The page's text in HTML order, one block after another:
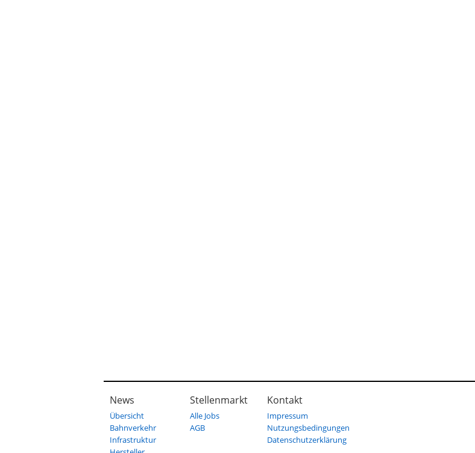
News
Übersicht
Bahnverkehr
Infrastruktur
Stellenmarkt
Alle Jobs
AGB
Kontakt
Impressum
Nutzungsbedingungen
Datenschutzerklärung